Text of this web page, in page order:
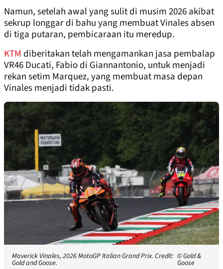
Namun, setelah awal yang sulit di musim 2026 akibat
sekrup longgar di bahu yang membuat Vinales absen
di tiga putaran, pembicaraan itu meredup.
KTM diberitakan telah mengamankan jasa pembalap
VR46 Ducati, Fabio di Giannantonio, untuk menjadi
rekan setim Marquez, yang membuat masa depan
Vinales menjadi tidak pasti.
Maverick Vinales, 2026 MotoGP Italian Grand Prix. Credit:
Gold and Goose.
© Gold &
Goose